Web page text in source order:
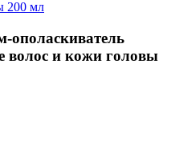
ополаскиватель
волос и кожи головы